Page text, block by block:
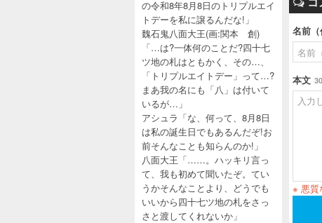
の令和8年8月8日のトリプルエイ
トデーを私に譲るんだな!」
魏石鬼八面大王(画:関本 創)
「…は?一体何のことだ?四十七
ツ地の札はともかく、その…、
「トリプルエイトデー」って…?
まあ我の名にも「八」は付いて
いるが…」
アシュラ「な、何って、8月8日
は私の誕生日でもあるんだぞ!お
前そんなことも知らんのか!」
八面大王「……。ハッキリ言っ
て、我も初めて聞いたぞ。てい
うかそんなことより、どうでも
いいから四十七ツ地の札をさっ
さと渡してくれないか」
名前（
本文
※ 悪質